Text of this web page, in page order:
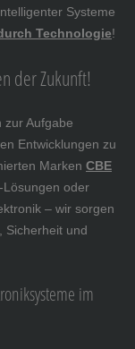
Systeme
Technologie!
der Zukunft!
zur Aufgabe
Entwicklungen zu
Marken CBE
Lösungen oder
– wir sorgen
Sicherheit und
im